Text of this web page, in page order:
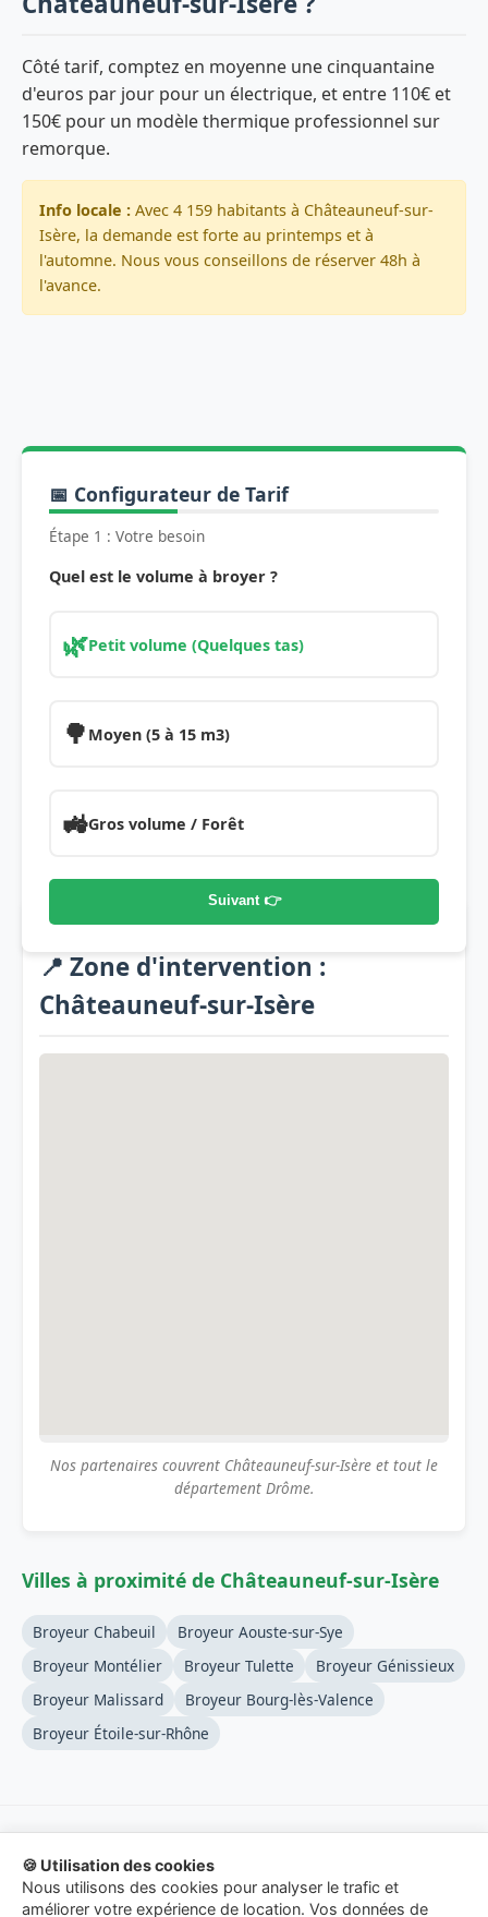
Côté tarif, comptez en moyenne une cinquantaine
d'euros par jour pour un électrique, et entre 110€ et
150€ pour un modèle thermique professionnel sur
remorque.
Info locale : Avec 4 159 habitants à Châteauneuf-sur-
Isère, la demande est forte au printemps et à
l'automne. Nous vous conseillons de réserver 48h à
l'avance.
📅 Configurateur de Tarif
Étape 1 : Votre besoin
Quel est le volume à broyer ?
🌿Petit volume (Quelques tas)
🌳 Moyen (5 à 15 m3)
🚜Gros volume / Forêt
Suivant 👉
📍 Zone d'intervention :
Châteauneuf-sur-Isère
Nos partenaires couvrent Châteauneuf-sur-Isère et tout le
département Drôme.
Villes à proximité de Châteauneuf-sur-Isère
Broyeur Chabeuil
Broyeur Aouste-sur-Sye
Broyeur Montélier
Broyeur Tulette
Broyeur Génissieux
Broyeur Malissard
Broyeur Bourg-lès-Valence
Broyeur Étoile-sur-Rhône
© 2026 Location-Broyeur-Branches.fr - Service de mise en
relation.
🍪 Utilisation des cookies
Nous utilisons des cookies pour analyser le trafic et
améliorer votre expérience de location. Vos données de